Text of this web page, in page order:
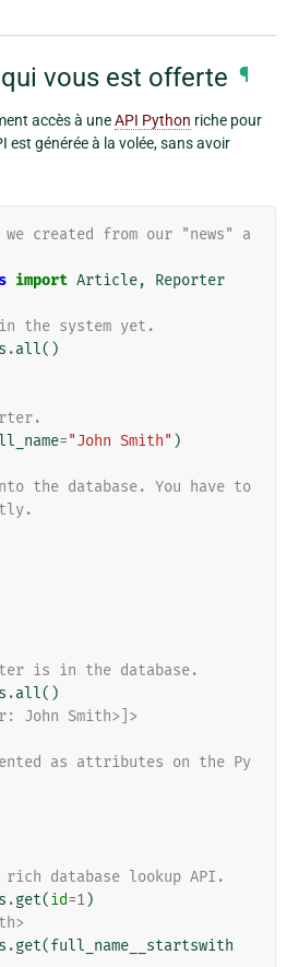
vous est offerte ¶
accès à uneAPI Python riche pour
est générée à la volée, sans avoir
created from our "news" a
import Article, Reporter
the system yet.
.all()
="John Smith" )
the database. You have to
is in the database.
.all()
John Smith>]>
as attributes on the Py
database lookup API.
.get(id=1)
.get(full_name__startswith